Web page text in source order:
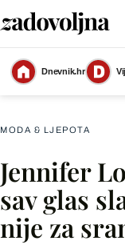
Dnevnik.hr
Jennifer Lopez na
MODA & LJEPOTA
Jennifer
sav glas
nije za
X